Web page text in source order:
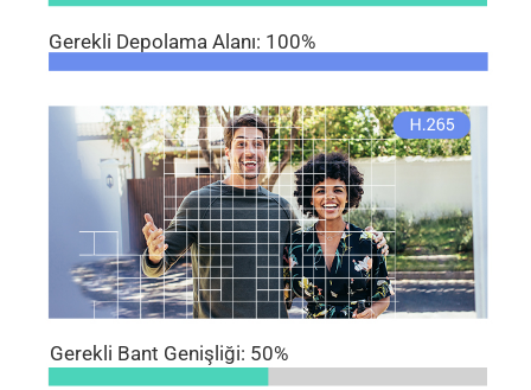
Gerekli Bant Genişliği: 50%
Gerekli Depolama Alanı: 100%